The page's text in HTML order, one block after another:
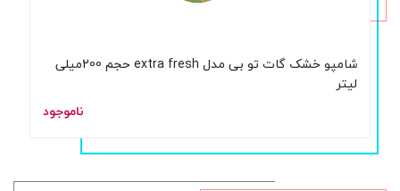
شامپو خشک گات تو بی مدل extra fresh حجم 200میلی
لیتر
ناموجود